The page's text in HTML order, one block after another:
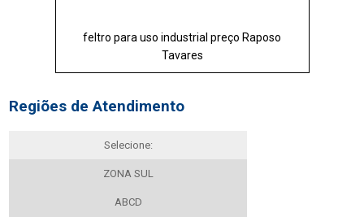
feltro para uso industrial preço Raposo
Tavares
Regiões de Atendimento
Selecione:
ZONA SUL
ABCD